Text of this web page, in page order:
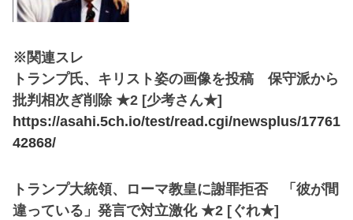
※関連スレ
トランプ氏、キリスト姿の画像を投稿 保守派から
批判相次ぎ削除 ★2 [少考さん★]
https://asahi.5ch.io/test/read.cgi/newsplus/17761
42868/
トランプ大統領、ローマ教皇に謝罪拒否 「彼が間
違っている」発言で対立激化 ★2 [ぐれ★]